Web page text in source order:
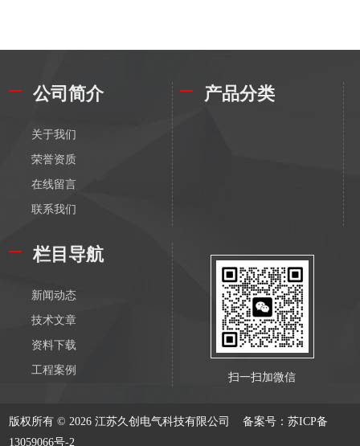
公司简介
关于我们
荣誉资质
在线留言
联系我们
产品分类
栏目导航
新闻动态
技术文章
资料下载
工程案例
扫一扫加微信
版权所有 © 2026 江苏久创电气科技有限公司备案号：苏ICP备
13059066号-2